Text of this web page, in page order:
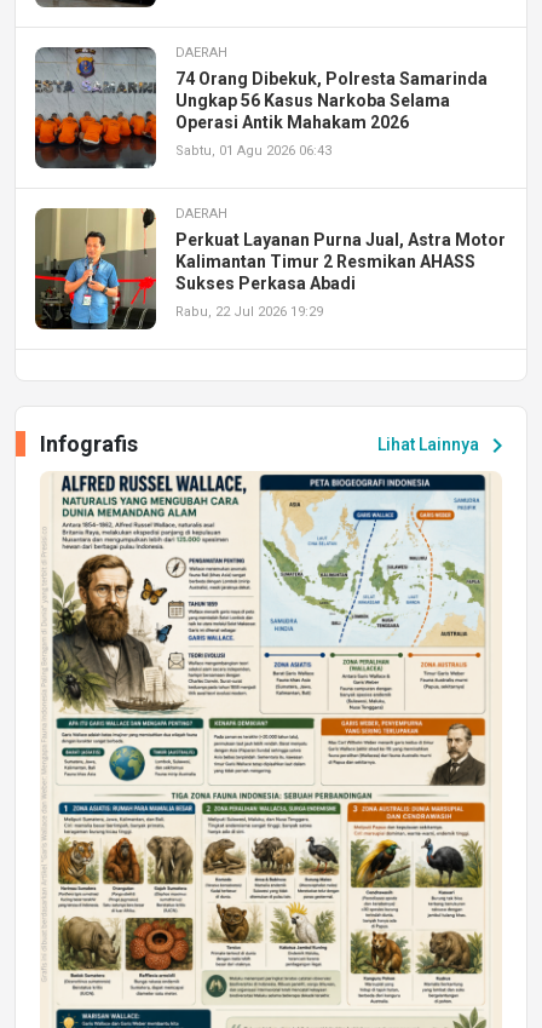
DAERAH
74 Orang Dibekuk, Polresta Samarinda
Ungkap 56 Kasus Narkoba Selama
Operasi Antik Mahakam 2026
Sabtu, 01 Agu 2026 06:43
DAERAH
Perkuat Layanan Purna Jual, Astra Motor
Kalimantan Timur 2 Resmikan AHASS
Sukses Perkasa Abadi
Rabu, 22 Jul 2026 19:29
Peluang Kerja dan Magang
Jumat, 17 Jul 2026 22:30
DAERAH
Astra Motor Kalimantan Timur 2 Dukung
Mahasiswa Samarinda dalam Astra
Honda SDGs Future Leaders 2026
Jumat, 10 Jul 2026 19:01
Lihat Lainnya chevron_right
Infografis